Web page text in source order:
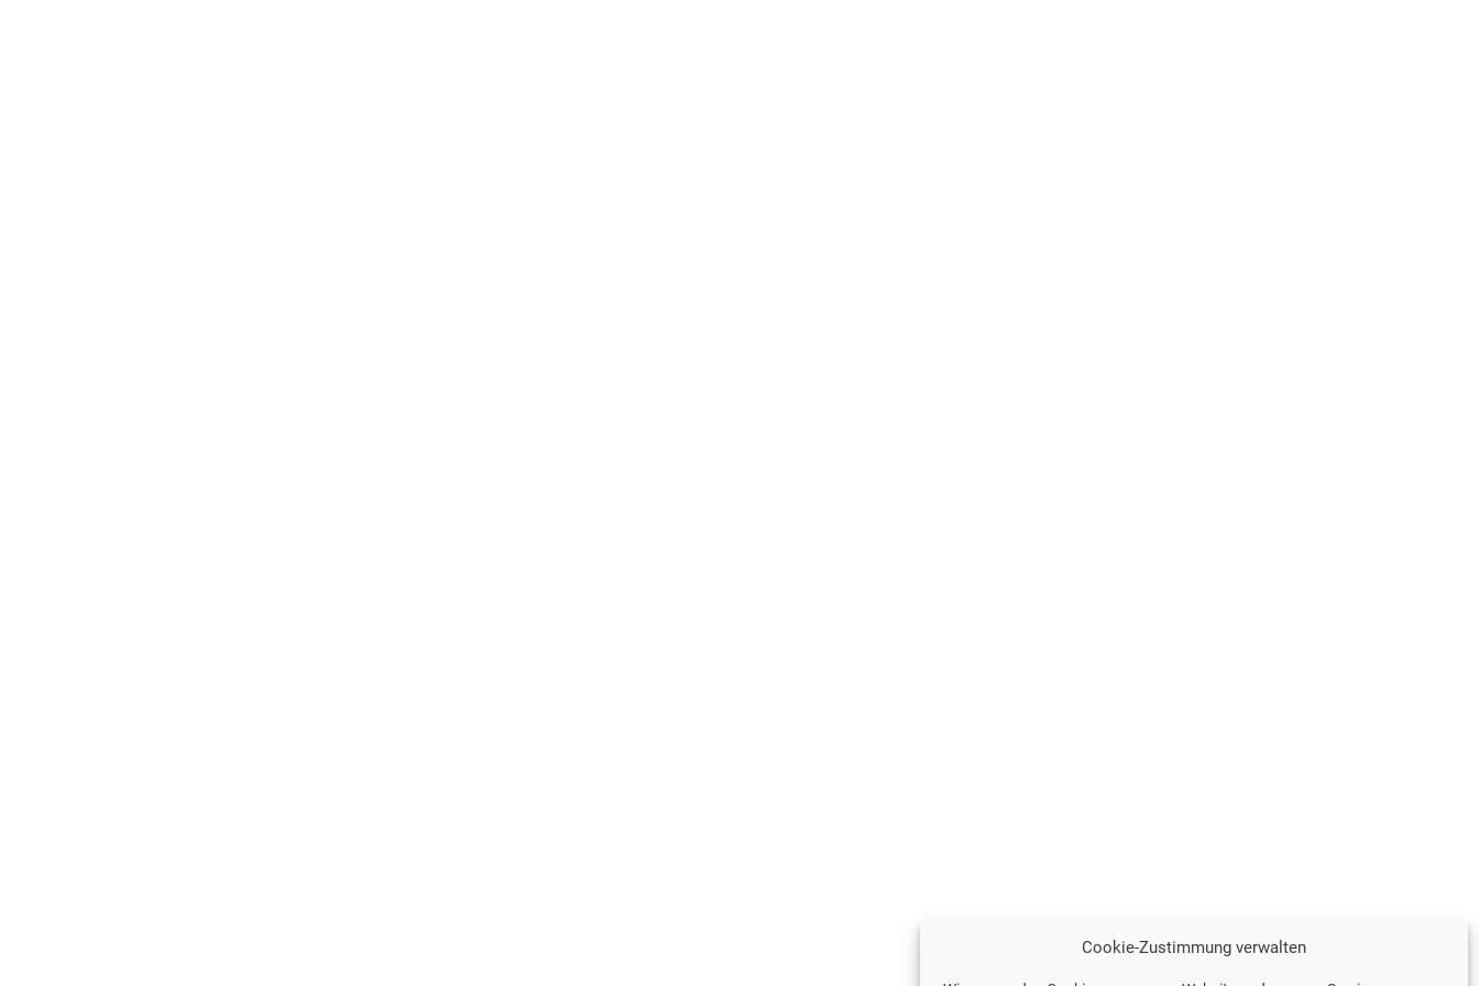
Cookie-Zustimmung verwalten